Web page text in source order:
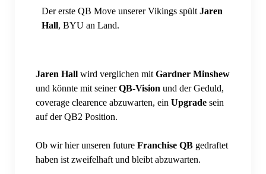
Der erste QB Move unserer Vikings spült Jaren
Hall, BYU an Land.
Jaren Hallwird verglichen mit Gardner Minshew
und könnte mit seinerQB-Vision und der Geduld,
coverage clearence abzuwarten, ein Upgradesein
auf der QB2 Position.
Ob wir hier unseren future Franchise QBgedraftet
haben ist zweifelhaft und bleibt abzuwarten.